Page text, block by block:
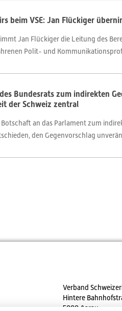
beim VSE: Jan Flückiger
Jan Flückiger die Leitung des
Polit- und
Bundesrats zum indirekten
der Schweiz zentral
an das Parlament zum
den Gegenvorschlag
Verband
Hintere
5000 Aarau